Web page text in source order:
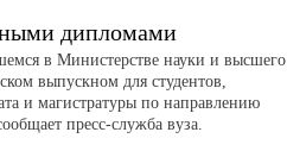
дипломами
в Министерстве науки и высшего
выпускном для студентов,
и магистратуры по направлению
пресс-служба вуза.